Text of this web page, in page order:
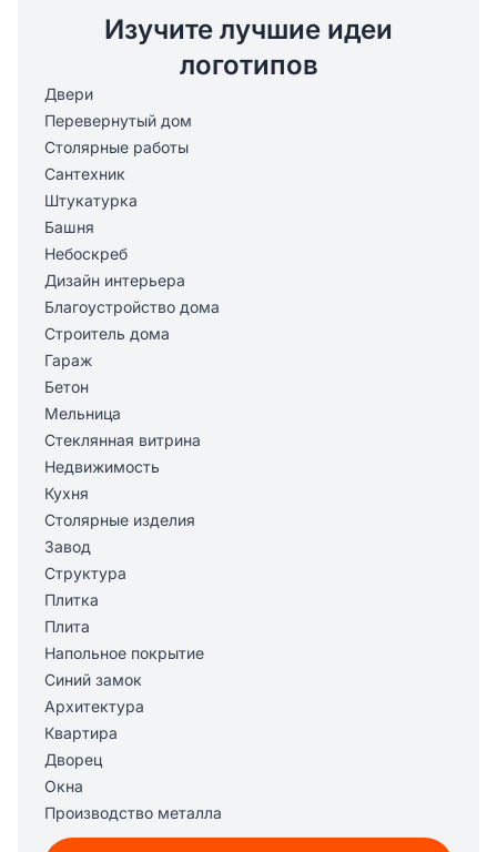
Изучите лучшие идеи
логотипов
Двери
Перевернутый дом
Столярные работы
Сантехник
Штукатурка
Башня
Небоскреб
Дизайн интерьера
Благоустройство дома
Строитель дома
Гараж
Бетон
Мельница
Стеклянная витрина
Недвижимость
Кухня
Столярные изделия
Завод
Структура
Плитка
Плита
Напольное покрытие
Синий замок
Архитектура
Квартира
Дворец
Окна
Производство металла
Обогрев